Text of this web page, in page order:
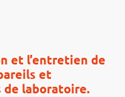
et l’entretien de
et
laboratoire.